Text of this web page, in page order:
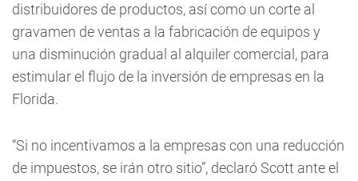
distribuidores de productos, así como un corte al
gravamen de ventas a la fabricación de equipos y
una disminución gradual al alquiler comercial, para
estimular el flujo de la inversión de empresas en la
Florida.
“Si no incentivamos a la empresas con una reducción
de impuestos, se irán otro sitio”, declaró Scott ante el